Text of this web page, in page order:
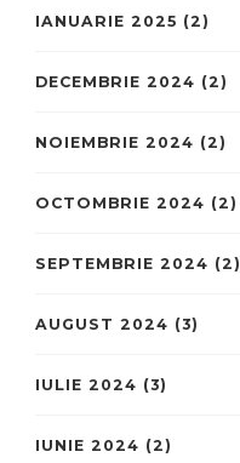
IANUARIE 2025 (2)
DECEMBRIE 2024 (2)
NOIEMBRIE 2024 (2)
OCTOMBRIE 2024 (2)
SEPTEMBRIE 2024 (2)
AUGUST 2024 (3)
IULIE 2024 (3)
IUNIE 2024 (2)